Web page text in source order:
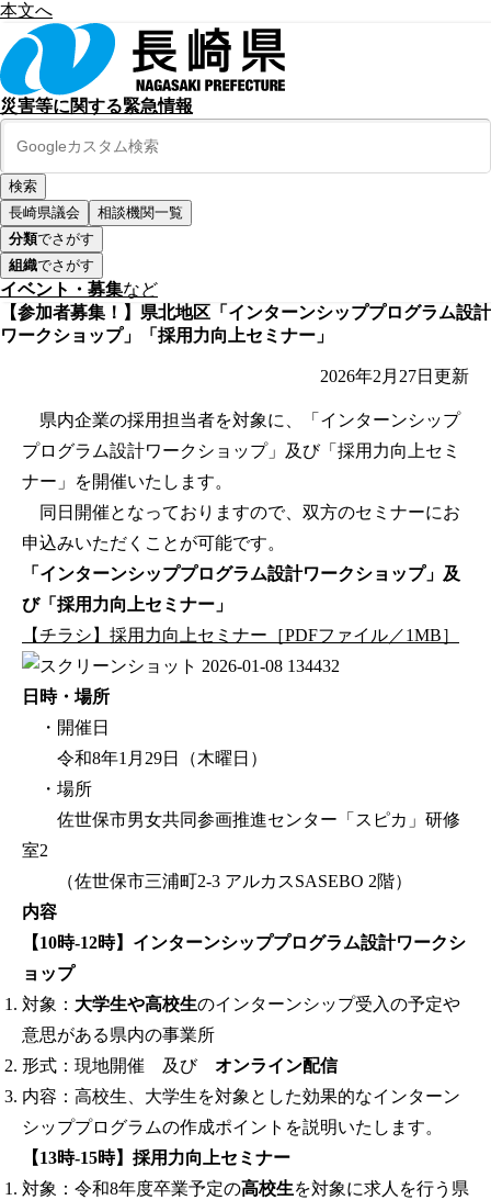
本文へ
災害等に関する緊急情報
長崎県議会
相談機関一覧
分類でさがす
組織でさがす
イベント・募集など
【参加者募集！】県北地区「インターンシッププログラム設計
ワークショップ」「採用力向上セミナー」
2026年2月27日 更新
県内企業の採用担当者を対象に、「インターンシップ
プログラム設計ワークショップ」及び「採用力向上セミ
ナー」を開催いたします。
同日開催となっておりますので、双方のセミナーにお
申込みいただくことが可能です。
「インターンシッププログラム設計ワークショップ」及
び「採用力向上セミナー」
【チラシ】採用力向上セミナー［PDFファイル／1MB］
日時・場所
・開催日
令和8年1月29日（木曜日）
・場所
佐世保市男女共同参画推進センター「スピカ」研修
室2
（佐世保市三浦町2-3 アルカスSASEBO 2階）
内容
【10時‐12時】インターンシッププログラム設計ワークシ
ョップ
対象： 大学生や高校生のインターンシップ受入の予定や
意思がある県内の事業所
形式：現地開催 及び オンライン配信
内容：高校生、大学生を対象とした効果的なインターン
シッププログラムの作成ポイントを説明いたします。
【13時-15時】採用力向上セミナー
対象：令和8年度卒業予定の高校生を対象に求人を行う県